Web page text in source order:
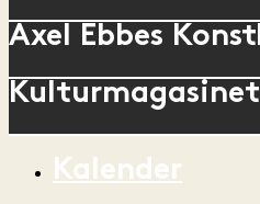
Axel Ebbes
Kulturmagasinet
Kalender